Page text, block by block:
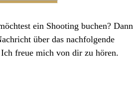
ein Shooting buchen? Dann
über das nachfolgende
freue mich von dir zu hören.